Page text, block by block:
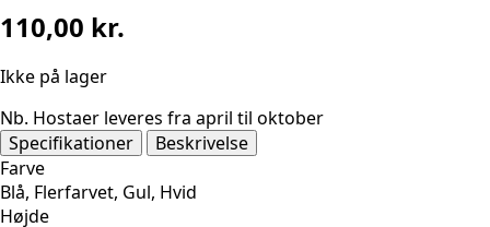
110,00 kr.
Ikke på lager
Nb. Hostaer leveres fra april til oktober
Specifikationer
Beskrivelse
Farve
Blå, Flerfarvet, Gul, Hvid
Højde